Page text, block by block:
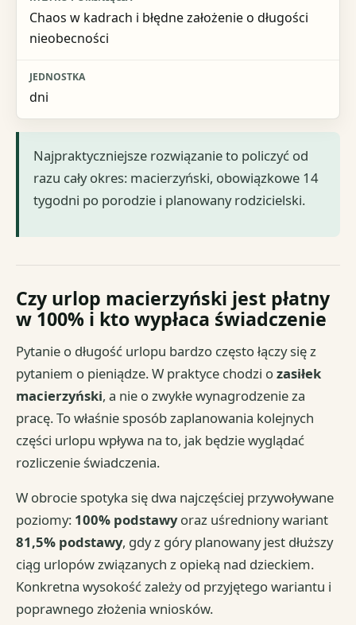
Chaos w kadrach i błędne założenie o długości
nieobecności
dni
Najpraktyczniejsze rozwiązanie to policzyć od
razu cały okres: macierzyński, obowiązkowe 14
tygodni po porodzie i planowany rodzicielski.
Czy urlop macierzyński jest płatny
w 100% i kto wypłaca świadczenie
Pytanie o długość urlopu bardzo często łączy się z
pytaniem o pieniądze. W praktyce chodzi ozasiłek
macierzyński, a nie o zwykłe wynagrodzenie za
pracę. To właśnie sposób zaplanowania kolejnych
części urlopu wpływa na to, jak będzie wyglądać
rozliczenie świadczenia.
W obrocie spotyka się dwa najczęściej przywoływane
poziomy: 100% podstawyoraz uśredniony wariant
81,5% podstawy, gdy z góry planowany jest dłuższy
ciąg urlopów związanych z opieką nad dzieckiem.
Konkretna wysokość zależy od przyjętego wariantu i
poprawnego złożenia wniosków.